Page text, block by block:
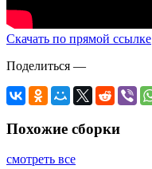
Скачать по прямой ссылке
Поделиться —
Похожие сборки
смотреть все